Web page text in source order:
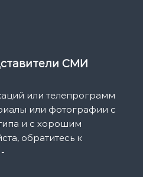
СМИ
или телепрограмм
или фотографии с
и с хорошим
обратитесь к